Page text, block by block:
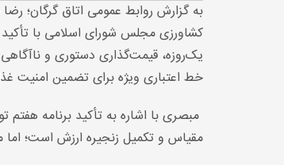
به گزارش روابط عمومی اتاق گرگان؛
یک‌روزه، قیمت‌گذاری دستوری و
خط اعتباری ویژه برای تضمین امنیت
مبصری با اشاره به تأکید برنامه
مقیاس و تکمیل زنجیره ارزش است؛ اما